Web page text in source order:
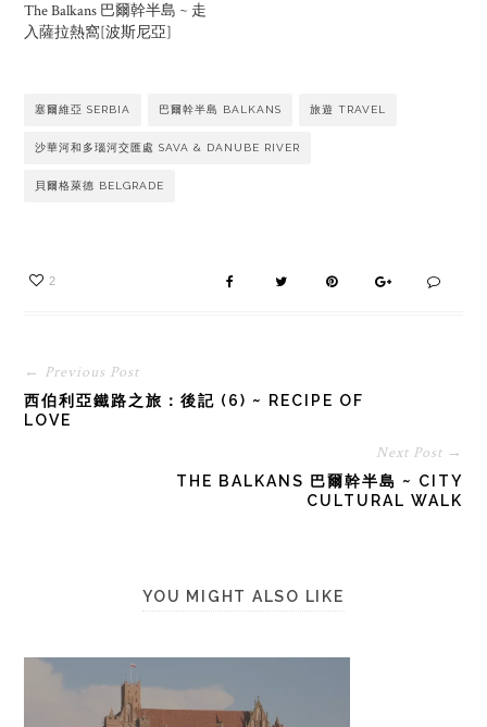
The Balkans 巴爾幹半島 ~ 走
入薩拉熱窩[波斯尼亞]
塞爾維亞 SERBIA 巴爾幹半島 BALKANS 旅遊 TRAVEL
沙華河和多瑙河交匯處 SAVA & DANUBE RIVER
貝爾格萊德 BELGRADE
2
← Previous Post
西伯利亞鐵路之旅：後記 (6) ~ RECIPE OF
LOVE
Next Post →
THE BALKANS 巴爾幹半島 ~ CITY
CULTURAL WALK
YOU MIGHT ALSO LIKE